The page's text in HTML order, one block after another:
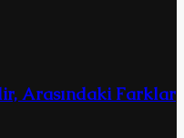
Arasındaki Farklar